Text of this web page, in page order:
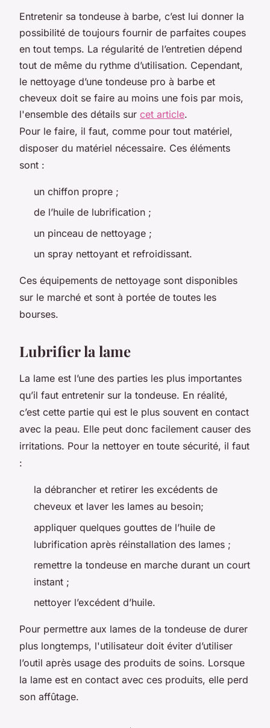
Entretenir sa tondeuse à barbe, c’est lui donner la
possibilité de toujours fournir de parfaites coupes
en tout temps. La régularité de l’entretien dépend
tout de même du rythme d’utilisation. Cependant,
le nettoyage d’une tondeuse pro à barbe et
cheveux doit se faire au moins une fois par mois,
l'ensemble des détails sur cet article.
Pour le faire, il faut, comme pour tout matériel,
disposer du matériel nécessaire. Ces éléments
sont :
un chiffon propre ;
de l’huile de lubrification ;
un pinceau de nettoyage ;
un spray nettoyant et refroidissant.
Ces équipements de nettoyage sont disponibles
sur le marché et sont à portée de toutes les
bourses.
Lubrifier la lame
La lame est l’une des parties les plus importantes
qu’il faut entretenir sur la tondeuse. En réalité,
c’est cette partie qui est le plus souvent en contact
avec la peau. Elle peut donc facilement causer des
irritations. Pour la nettoyer en toute sécurité, il faut
:
la débrancher et retirer les excédents de
cheveux et laver les lames au besoin;
appliquer quelques gouttes de l’huile de
lubrification après réinstallation des lames ;
remettre la tondeuse en marche durant un court
instant ;
nettoyer l’excédent d’huile.
Pour permettre aux lames de la tondeuse de durer
plus longtemps, l'utilisateur doit éviter d’utiliser
l’outil après usage des produits de soins. Lorsque
la lame est en contact avec ces produits, elle perd
son affûtage.